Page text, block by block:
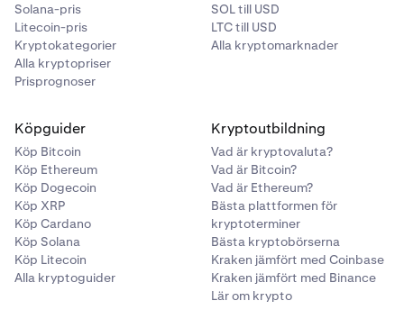
Solana-pris
Litecoin-pris
Kryptokategorier
Alla kryptopriser
Prisprognoser
SOL till USD
LTC till USD
Alla kryptomarknader
Köpguider
Köp Bitcoin
Köp Ethereum
Köp Dogecoin
Köp XRP
Köp Cardano
Köp Solana
Köp Litecoin
Alla kryptoguider
Kryptoutbildning
Vad är kryptovaluta?
Vad är Bitcoin?
Vad är Ethereum?
Bästa plattformen för
kryptoterminer
Bästa kryptobörserna
Kraken jämfört med Coinbase
Kraken jämfört med Binance
Lär om krypto